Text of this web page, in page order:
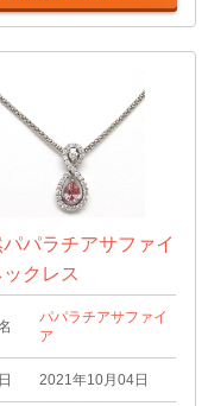
パパラチアサファイ
クレス
パパラチアサファイ
ア
2021年10月04日